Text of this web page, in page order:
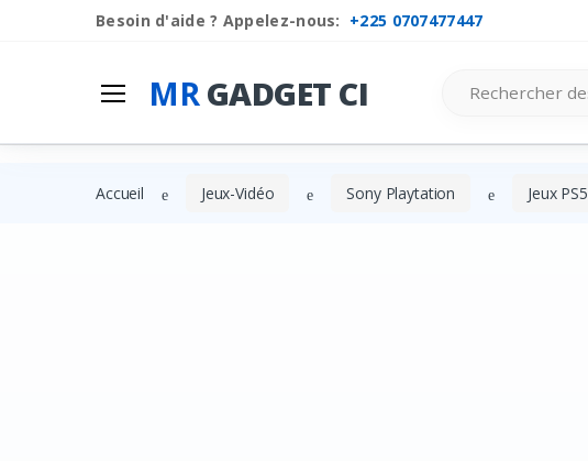
Besoin d'aide ? Appelez-nous: +225 0707477447
MRGADGET CI
Gadget Ci
Les Categories
Accueil Jeux-Vidéo Sony Playtation Jeux PS5